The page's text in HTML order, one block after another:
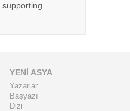
supporting
YENİ ASYA
Yazarlar
Başyazı
Dizi